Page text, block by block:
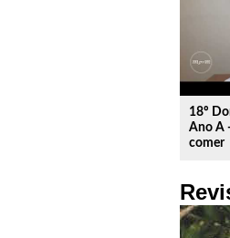
18º
Ano A
comer